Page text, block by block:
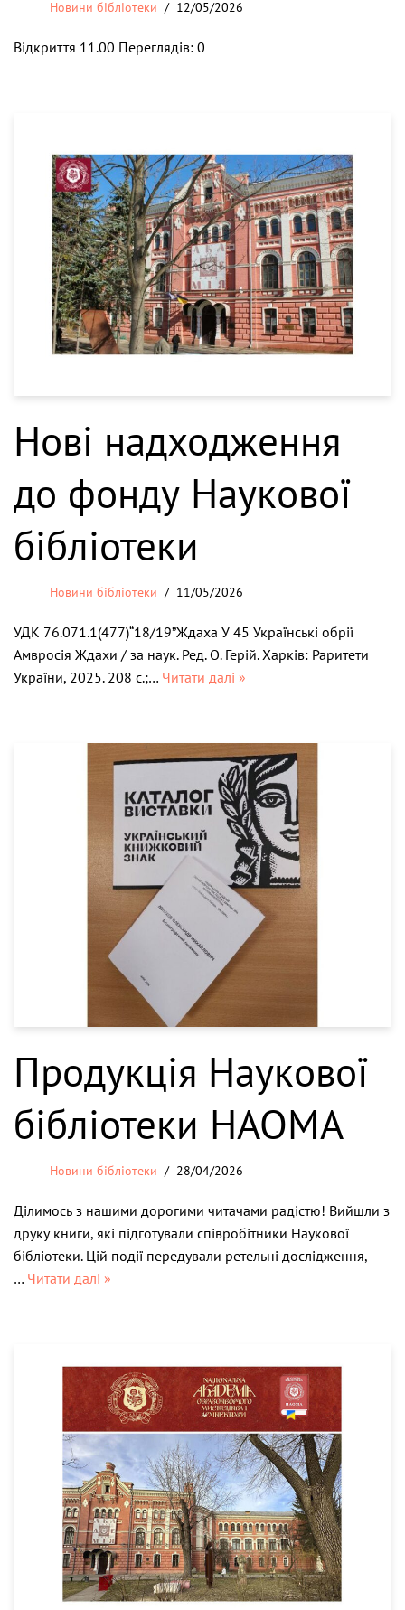
Новини бібліотеки 12/05/2026
Відкриття 11.00 Переглядів: 0
Нові надходження
до фонду Наукової
бібліотеки
Новини бібліотеки 11/05/2026
УДК 76.071.1(477)“18/19”Ждаха У 45 Українські обрії
Амвросія Ждахи / за наук. Ред. О. Герій. Харків: Раритети
України, 2025. 208 с.;… Читати далі »
Продукція Наукової
бібліотеки НАОМА
Новини бібліотеки 28/04/2026
Ділимось з нашими дорогими читачами радістю! Вийшли з
друку книги, які підготували співробітники Наукової
бібліотеки. Цій події передували ретельні дослідження,
… Читати далі »